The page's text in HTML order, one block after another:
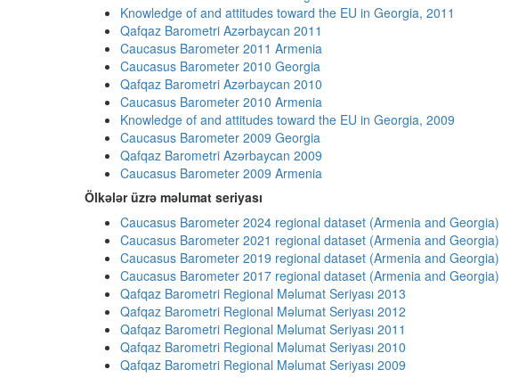
Knowledge of and attitudes toward the EU in Georgia, 2011
Qafqaz Barometri Azərbaycan 2011
Caucasus Barometer 2011 Armenia
Caucasus Barometer 2010 Georgia
Qafqaz Barometri Azərbaycan 2010
Caucasus Barometer 2010 Armenia
Knowledge of and attitudes toward the EU in Georgia, 2009
Caucasus Barometer 2009 Georgia
Qafqaz Barometri Azərbaycan 2009
Caucasus Barometer 2009 Armenia
Ölkələr üzrə məlumat seriyası
Caucasus Barometer 2024 regional dataset (Armenia and Georgia)
Caucasus Barometer 2021 regional dataset (Armenia and Georgia)
Caucasus Barometer 2019 regional dataset (Armenia and Georgia)
Caucasus Barometer 2017 regional dataset (Armenia and Georgia)
Qafqaz Barometri Regional Məlumat Seriyası 2013
Qafqaz Barometri Regional Məlumat Seriyası 2012
Qafqaz Barometri Regional Məlumat Seriyası 2011
Qafqaz Barometri Regional Məlumat Seriyası 2010
Qafqaz Barometri Regional Məlumat Seriyası 2009